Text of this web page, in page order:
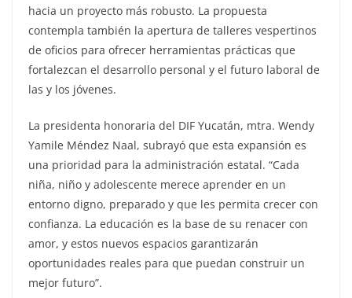
hacia un proyecto más robusto. La propuesta
contempla también la apertura de talleres vespertinos
de oficios para ofrecer herramientas prácticas que
fortalezcan el desarrollo personal y el futuro laboral de
las y los jóvenes.
La presidenta honoraria del DIF Yucatán, mtra. Wendy
Yamile Méndez Naal, subrayó que esta expansión es
una prioridad para la administración estatal. “Cada
niña, niño y adolescente merece aprender en un
entorno digno, preparado y que les permita crecer con
confianza. La educación es la base de su renacer con
amor, y estos nuevos espacios garantizarán
oportunidades reales para que puedan construir un
mejor futuro”.